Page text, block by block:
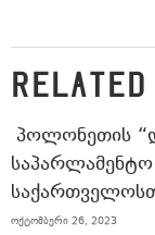
ᲞᲝᲚᲝᲜᲔᲗᲘᲡ
ოქტომბერი 26, 2023